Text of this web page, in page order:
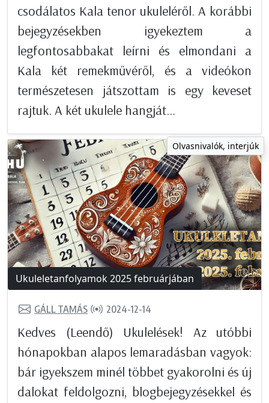
csodálatos Kala tenor ukuleléről. A korábbi
bejegyzésekben igyekeztem a
legfontosabbakat leírni és elmondani a
Kala két remekművéről, és a videókon
természetesen játszottam is egy keveset
rajtuk. A két ukulele hangját...
Olvasnivalók, interjúk
Ukuleletanfolyamok 2025 februárjában
GÁLL TAMÁS 2024-12-14
Kedves (Leendő) Ukulelések! Az utóbbi
hónapokban alapos lemaradásban vagyok:
bár igyekszem minél többet gyakorolni és új
dalokat feldolgozni, blogbejegyzésekkel és